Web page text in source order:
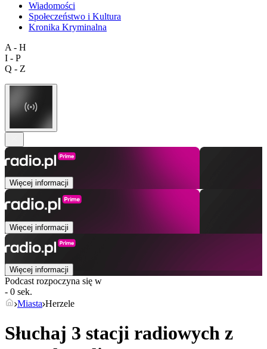
Wiadomości
Społeczeństwo i Kultura
Kronika Kryminalna
A - H
I - P
Q - Z
Więcej informacji
Więcej informacji
Więcej informacji
Podcast rozpoczyna się w
- 0 sek.
Miasta Herzele
Słuchaj 3 stacji radiowych z